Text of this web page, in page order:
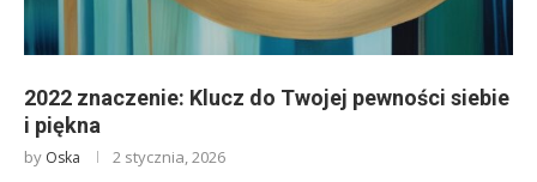
2022 znaczenie: Klucz do Twojej pewności siebie
i piękna
by Oska 2 stycznia, 2026